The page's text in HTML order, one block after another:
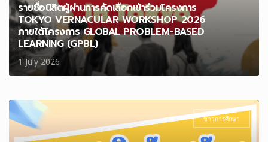
รายชื่อนิสิตผู้ผ่านการคัดเลือกเข้าร่วมโครงการ
TOKYO VERNACULAR WORKSHOP 2026
ภายใต้โครงการ GLOBAL PROBLEM-BASED
LEARNING (GPBL)
1 July 2026
ข่าวการศึกษา